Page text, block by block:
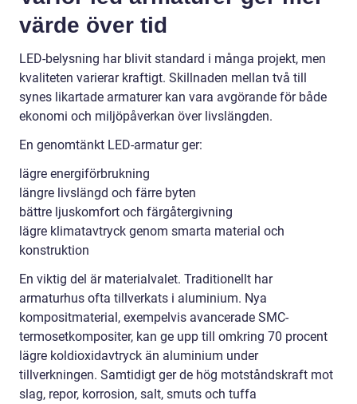
värde över tid
LED-belysning har blivit standard i många projekt, men
kvaliteten varierar kraftigt. Skillnaden mellan två till
synes likartade armaturer kan vara avgörande för både
ekonomi och miljöpåverkan över livslängden.
En genomtänkt LED-armatur ger:
lägre energiförbrukning
längre livslängd och färre byten
bättre ljuskomfort och färgåtergivning
lägre klimatavtryck genom smarta material och
konstruktion
En viktig del är materialvalet. Traditionellt har
armaturhus ofta tillverkats i aluminium. Nya
kompositmaterial, exempelvis avancerade SMC-
termosetkompositer, kan ge upp till omkring 70 procent
lägre koldioxidavtryck än aluminium under
tillverkningen. Samtidigt ger de hög motståndskraft mot
slag, repor, korrosion, salt, smuts och tuffa